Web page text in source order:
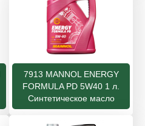
7913 MANNOL ENERGY
FORMULA PD 5W40 1 л.
Cинтетическое масло